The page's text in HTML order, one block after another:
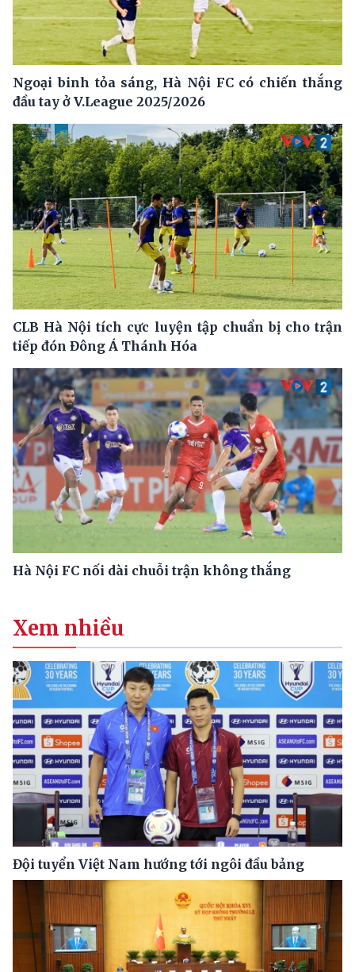
Ngoại binh tỏa sáng, Hà Nội FC có chiến thắng
đầu tay ở V.League 2025/2026
CLB Hà Nội tích cực luyện tập chuẩn bị cho trận
tiếp đón Đông Á Thánh Hóa
Hà Nội FC nối dài chuỗi trận không thắng
Xem nhiều
Đội tuyển Việt Nam hướng tới ngôi đầu bảng